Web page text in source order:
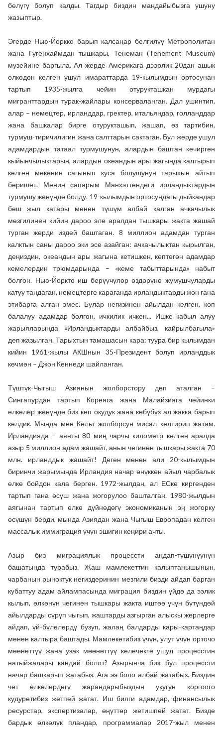
бөлүгү болуп калды. Тагдыр биздин маңдайыбызга ушуну
жазыптыр.
Эгерде Нью-Йоркко барып калсаңар белгилүү Метрополитан
жана Гугенхаймдан тышкары, Тенеман (Tenement Museum)
музейине баргыла. Ал жерде Америкага дээрлик 20дан ашык
өлкөдөн келген ушул имараттарда 19-кылымдын ортосунан
тартып 1935-жылга чейин отурукташкан мурдагы
мигранттардын турак-жайлары консерваланган. Дал ушинтип,
алар – немецтер, ирланддар, гректер, итальяндар, голланддар
жана башкалар бирге отурукташып, жашап, өз тартибин,
турмуш-тиричилигин жана салттарын сактаган. Бул жерде ушул
адамдардын татаал турмушунун, алардын баштан кечирген
кыйынчылыктарын, алардын океандын ары жагында калтырып
келген мекенин сагынып куса болушунун тарыхын айтып
беришет. Менин сапарым Манхэттендеги ирландыктардын
турмушу жөнүндө болду. 19-кылымдын ортосундагы дыйкандар
беш жыл катары менен түшүм албай калган ачкачылык
мезгилинен кийин дароо эле аралдан тышкары жакта жашай
турган жерди издей баштаган. 8 миллион адамдан турган
калктын саны дароо эки эсе азайган: ачкачылыктан кырылган,
деңиздин, океандын ары жагына кетишкен, көптөгөн адамдар
кемелердин трюмдарында – «кеме табыттарында» набыт
болгон. Нью-Йоркто иш берүүчүлөр өздөрүнө жумушчуларды
катуу тандаган, немецтерге караганда ирландыктарды жөн гана
этибарга алган эмес. Булар негизинен айылдан келген, көп
балалуу адамдар болгон, ичкилик ичкен... Ишке кабыл алуу
жарыяларында «Ирландыктарды албайбыз, кайрылбагыла»
деп жазылган. Тарыхтын тамашасын кара: туура бир кылымдан
кийин 1961-жылы АКШнын 35-Президент болуп ирланддык
көчмөн – Джон Кеннеди шайланган.
Түштүк-Чыгыш Азиянын жолборстору деп аталган –
Сингапурдан тартып Кореяга жана Малайзияга чейинки
өлкөлөр жөнүндө биз көп окудук жана көбүбүз ал жакка барып
келдик. Мында мен Кельт жолборсун мисал келтирип жатам.
Ирландияда – аянты 80 миң чарчы километр келген аралда
азыр 5 миллион адам жашайт, анын чегинен тышкары жакта 70
млн. ирланддык жашайт! Деген менен али 20-кылымдын
биринчи жарымында Ирландия начар өнүккөн айыл чарбалык
өлкө бойдон кала берген. 1972-жылдан, ал ЕСке киргенден
тартып гана өсүш жана жогорулоо башталган. 1980-жылдын
аягынан тартып өлкө дүйнөдөгү экономиканын эң жогорку
өсүшүн берди, мында Азиядан жана Чыгыш Европадан келген
массалык иммиграция үчүн эшигин кеңири ачты.
Азыр биз миграциялык процессти аңдап-түшүнүүнүн
башатында турабыз. Жаш мамлекеттин калыптанышынын,
чарбанын рыноктук негиздеринин мезгили бизди айдап барган
кубаттуу адам айлампасында миграция биздин үйдө да ээлик
кылып, өлкөнүн чегинен тышкары жакта иштөө үчүн бүтүндөй
айылдарды сүрүп чыгып, жаштарды азгырган алыскы жерлерге
айдап, үй-бүлөлөрдү бузуп, жалаң балдарды кары-картаңдар
менен калтыра баштады. Мамлекетибиз үчүн, улут үчүн орточо
мөөнөттүү жана узак мөөнөттүү келечекте ушул процесстин
натыйжалары кандай болот? Азырынча биз бул процессти
начар башкарып жатабыз. Ага ээ боло албай жатабыз. Биздин
чет өлкөлөрдөгү жарандарыбыздын укугун коргоого
кудуретибиз жетпей жатат. Иш билги адамдар, финансылык
ресурстар, экспертизалар, өңүттөр жетишпей жатат. Бизде
бардык өлкөлүк пландар, программалар 2017-жыл менен